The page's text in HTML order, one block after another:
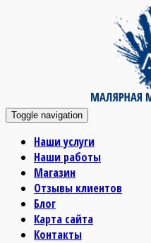
Toggle navigation
Наши услуги
Наши работы
Магазин
Отзывы клиентов
Блог
Карта сайта
Контакты